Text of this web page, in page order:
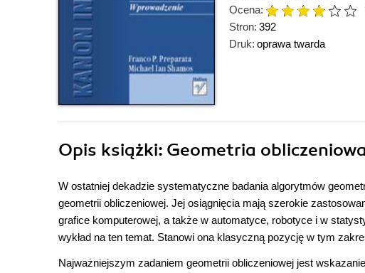
Ocena:
Stron: 392
Druk: oprawa twarda
Opis książki: Geometria
W ostatniej dekadzie systematyczne badania algorytmów
geometrii obliczeniowej. Jej osiągnięcia mają szerokie
grafice komputerowej, a także w automatyce, robotyce i w
wykład na ten temat. Stanowi ona klasyczną pozycję w tym
Najważniejszym zadaniem geometrii obliczeniowej jest